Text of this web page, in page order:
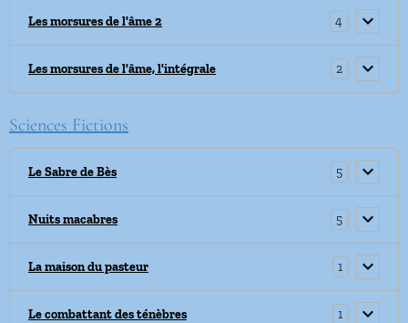
Les morsures de l'âme 2 4
Les morsures de l'âme, l'intégrale 2
Sciences Fictions
Le Sabre de Bès 5
Nuits macabres 5
La maison du pasteur 1
Le combattant des ténèbres 1